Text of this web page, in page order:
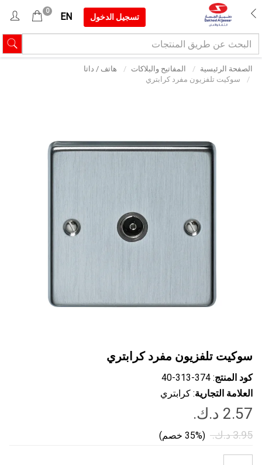
تسجيل الدخول EN
0
الصفحة الرئيسية المفاتيح والبلاكات
هاتف / داتا
سوكيت تلفزيون مفرد كرابتري
سوكيت تلفزيون مفرد كرابتري
كود المنتج: ‎40-313-374
العلامة التجارية: كرابتري
(35% خصم)